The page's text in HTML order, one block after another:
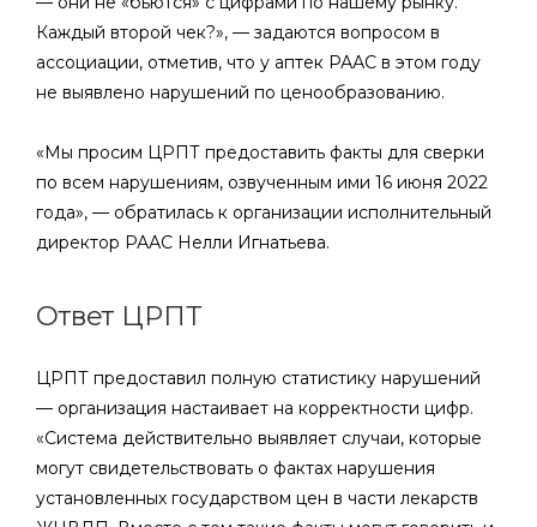
Каждый второй чек?», — задаются вопросом в
ассоциации, отметив, что у аптек РААС в этом году
не выявлено нарушений по ценообразованию.
«Мы просим ЦРПТ предоставить факты для сверки
по всем нарушениям, озвученным ими 16 июня 2022
года», — обратилась к организации исполнительный
директор РААС Нелли Игнатьева.
Ответ ЦРПТ
ЦРПТ предоставил полную статистику нарушений
— организация настаивает на корректности цифр.
«Система действительно выявляет случаи, которые
могут свидетельствовать о фактах нарушения
установленных государством цен в части лекарств